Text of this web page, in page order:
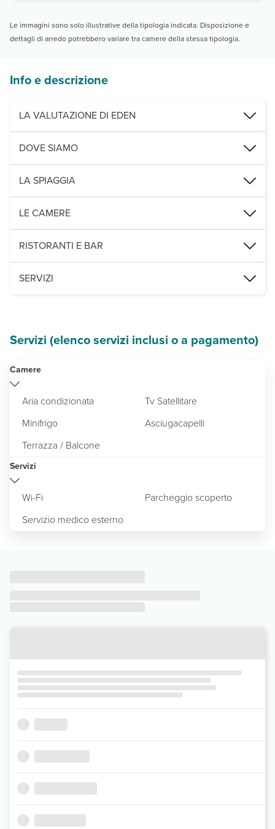
Le immagini sono solo illustrative della tipologia indicata. Disposizione e
dettagli di arredo potrebbero variare tra camere della stessa tipologia.
Info e descrizione
LA VALUTAZIONE DI EDEN
Comodo a tutto per una vacaza di relax
Immerso in un angolo tranquillo di Kokkari appena fuori
DOVE SIAMO
Kokkari, a 50 m dalla spiaggia, 500 dal centro e 18 k
LA SPIAGGIA
a 50 m, di ciottoli e attrezzata con lettini e ombrelloni a
LE CAMERE
21 camere disposte in 1 edificio di 3 piani con servizi privati,
RISTORANTI E BAR
sala colazione.
SERVIZI
Servizi (elenco servizi inclusi o a pagamento)
Camere
Aria condizionata
Tv Satellitare
Minifrigo
Asciugacapelli
Terrazza / Balcone
Servizi
Wi-Fi
Parcheggio scoperto
Servizio medico esterno